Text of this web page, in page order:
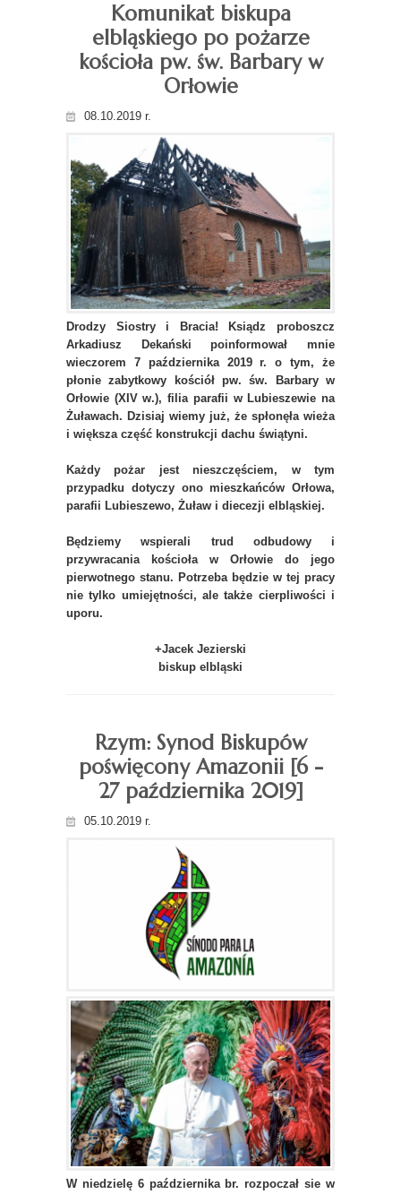
Komunikat biskupa
elbląskiego po pożarze
kościoła pw. św. Barbary w
Orłowie
08.10.2019 r.
Drodzy Siostry i Bracia!
Ksiądz proboszcz
Arkadiusz Dekański poinformował mnie
wieczorem 7 października 2019 r. o tym, że
płonie zabytkowy kościół pw. św. Barbary w
Orłowie (XIV w.), filia parafii w Lubieszewie na
Żuławach. Dzisiaj wiemy już, że spłonęła wieża
i większa część konstrukcji dachu świątyni.
Każdy pożar jest nieszczęściem, w tym
przypadku dotyczy ono mieszkańców Orłowa,
parafii Lubieszewo, Żuław i diecezji elbląskiej.
Będziemy wspierali trud odbudowy i
przywracania kościoła w Orłowie do jego
pierwotnego stanu. Potrzeba będzie w tej pracy
nie tylko umiejętności, ale także cierpliwości i
uporu.
+Jacek Jezierski
biskup elbląski
Rzym: Synod Biskupów
poświęcony Amazonii [6 -
27 października 2019]
05.10.2019 r.
W niedzielę 6 października br. rozpoczał sie w